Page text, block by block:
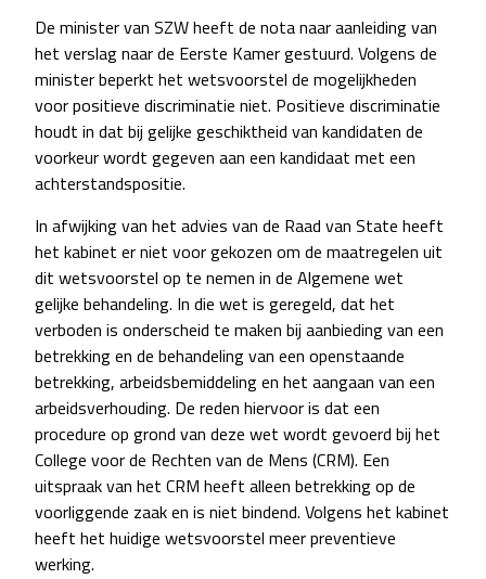
De minister van SZW heeft de nota naar aanleiding van
het verslag naar de Eerste Kamer gestuurd. Volgens de
minister beperkt het wetsvoorstel de mogelijkheden
voor positieve discriminatie niet. Positieve discriminatie
houdt in dat bij gelijke geschiktheid van kandidaten de
voorkeur wordt gegeven aan een kandidaat met een
achterstandspositie.
In afwijking van het advies van de Raad van State heeft
het kabinet er niet voor gekozen om de maatregelen uit
dit wetsvoorstel op te nemen in de Algemene wet
gelijke behandeling. In die wet is geregeld, dat het
verboden is onderscheid te maken bij aanbieding van een
betrekking en de behandeling van een openstaande
betrekking, arbeidsbemiddeling en het aangaan van een
arbeidsverhouding. De reden hiervoor is dat een
procedure op grond van deze wet wordt gevoerd bij het
College voor de Rechten van de Mens (CRM). Een
uitspraak van het CRM heeft alleen betrekking op de
voorliggende zaak en is niet bindend. Volgens het kabinet
heeft het huidige wetsvoorstel meer preventieve
werking.